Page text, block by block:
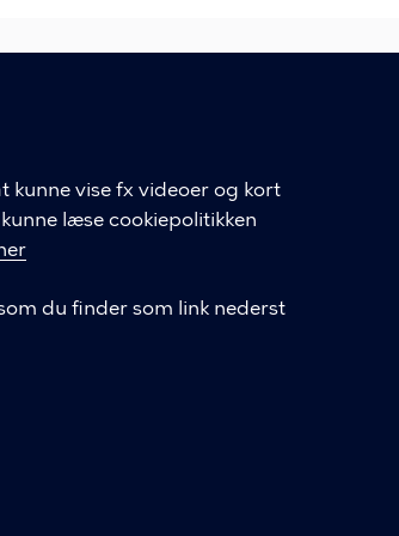
kunne vise fx videoer og kort
læse cookiepolitikken
du finder som link nederst
Ophavsret og brug af materiale